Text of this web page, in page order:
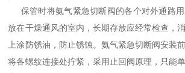
保管时将氨气紧急切断阀的各个对外通路
放在干燥通风的室内，长期存放应经常检查，
上涂防锈油，防止锈蚀。氨气紧急切断阀安装
将各螺纹连接处拧紧，采用止回阀原理，只能